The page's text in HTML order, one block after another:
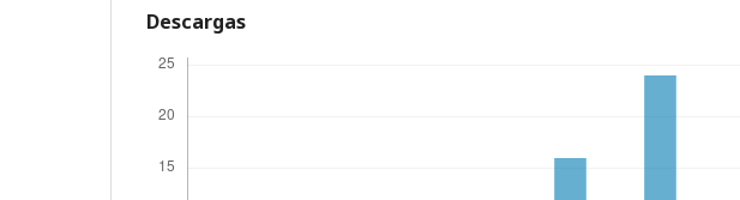
Descargas